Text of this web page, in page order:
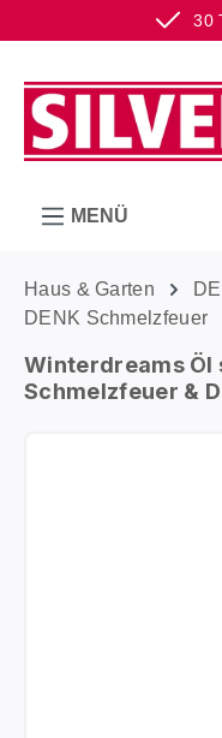
30
Zum Hauptinhalt
MENÜ
Haus & Garten
DENK Schmelzfeuer
Winterdreams Öl
Schmelzfeuer &
Bildergalerie